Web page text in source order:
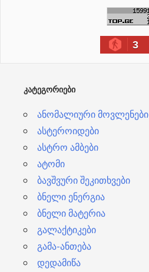
3
ᲙᲐᲢᲔᲒᲝᲠᲘᲔᲑᲘ
ანომალიური მოვლენები
ასტეროიდები
ასტრო ამბები
ატომი
ბავშვური შეკითხვები
ბნელი ენერგია
ბნელი მატერია
გალაქტიკები
გამა-ანთება
დედამიწა